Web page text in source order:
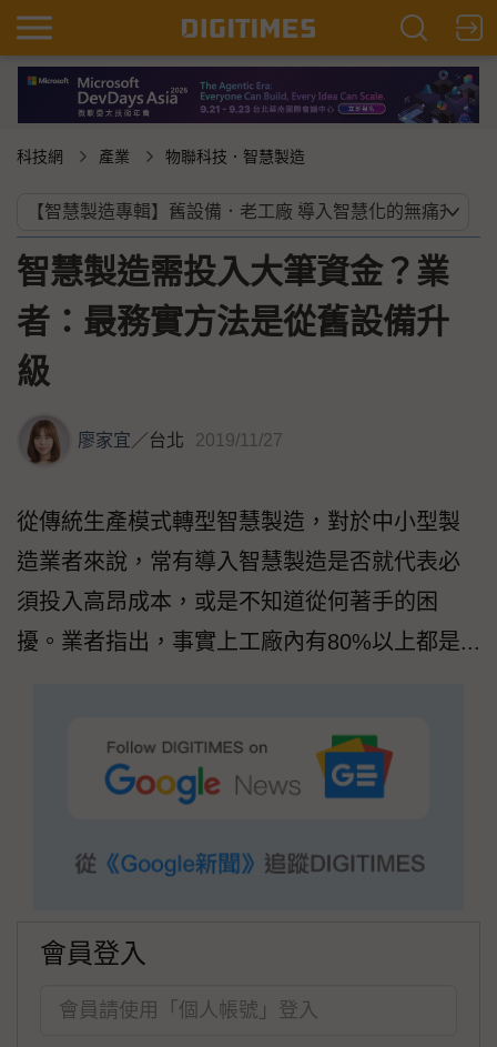
科技網 產業 物聯科技．智慧製造
智慧製造需投入大筆資金？業
者：最務實方法是從舊設備升
級
廖家宜／台北 2019/11/27
從傳統生產模式轉型智慧製造，對於中小型製
造業者來說，常有導入智慧製造是否就代表必
須投入高昂成本，或是不知道從何著手的困
擾。業者指出，事實上工廠內有80%以上都是...
會員登入